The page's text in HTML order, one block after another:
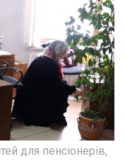
для пенсіонерів,